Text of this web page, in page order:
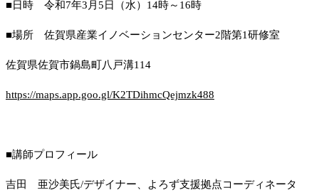
■日時 令和7年3月5日（水）14時～16時
■場所 佐賀県産業イノベーションセンター2階第1研修室
佐賀県佐賀市鍋島町八戸溝114
https://maps.app.goo.gl/K2TDihmcQejmzk488
■講師プロフィール
吉田 亜沙美氏/デザイナー、よろず支援拠点コーディネータ